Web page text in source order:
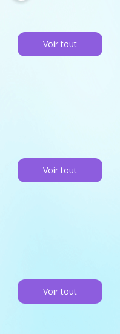
Voir tout
Voir tout
Voir tout